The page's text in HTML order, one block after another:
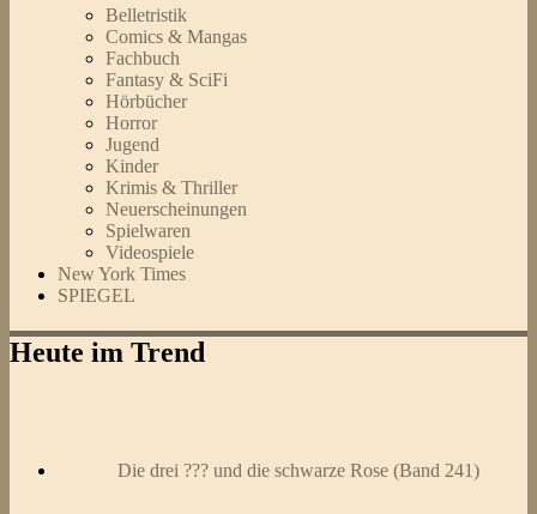
Belletristik
Comics & Mangas
Fachbuch
Fantasy & SciFi
Hörbücher
Horror
Jugend
Kinder
Krimis & Thriller
Neuerscheinungen
Spielwaren
Videospiele
New York Times
SPIEGEL
Heute im Trend
Die drei ??? und die schwarze Rose (Band 241)